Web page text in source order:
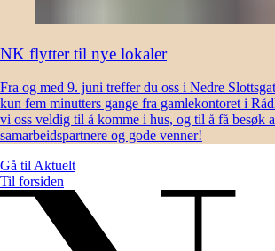
NK flytter til nye lokaler
Fra og med 9. juni treffer du oss i Nedre
kun fem minutters gange fra gamlekontoret i
vi oss veldig til å komme i hus, og til å få besøk
samarbeidspartnere og gode venner!
Gå til Aktuelt
Til forsiden